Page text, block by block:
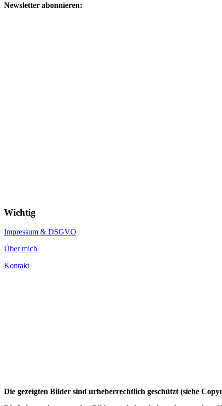
Newsletter abonnieren:
Wichtig
Impressum & DSGVO
Über mich
Kontakt
Die gezeigten Bilder sind urheberrechtlich geschützt (siehe